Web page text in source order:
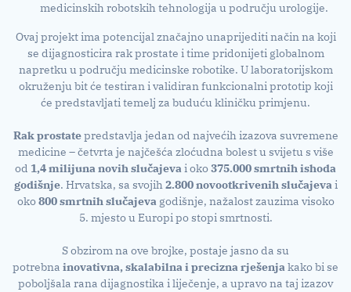
medicinskih robotskih tehnologija u području urologije.
Ovaj projekt ima potencijal značajno unaprijediti način na koji
se dijagnosticira rak prostate i time pridonijeti globalnom
napretku u području medicinske robotike. U laboratorijskom
okruženju bit će testiran i validiran funkcionalni prototip koji
će predstavljati temelj za buduću kliničku primjenu.
Rak prostatepredstavlja jedan od najvećih izazova suvremene
medicine – četvrta je najčešća zloćudna bolest u svijetu s više
od 1,4 milijuna novih slučajevai oko375.000 smrtnih ishoda
godišnje. Hrvatska, sa svojih2.800 novootkrivenih slučajevai
oko800 smrtnih slučajevagodišnje, nažalost zauzima visoko
5. mjesto u Europi po stopi smrtnosti.
S obzirom na ove brojke, postaje jasno da su
potrebna inovativna, skalabilna i precizna rješenjakako bi se
poboljšala rana dijagnostika i liječenje, a upravo na taj izazov